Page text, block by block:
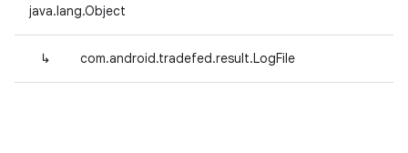
java.lang.Object
↳ com.android.tradefed.result.LogFile